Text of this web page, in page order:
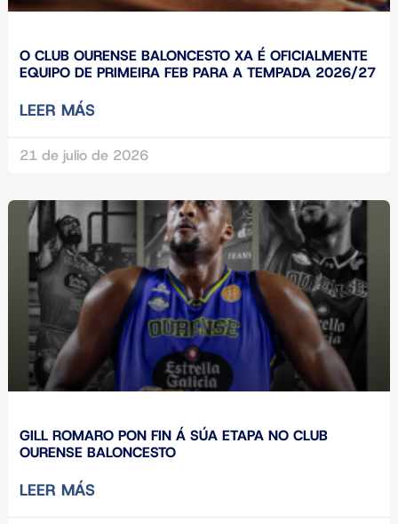
O CLUB OURENSE BALONCESTO XA É OFICIALMENTE
EQUIPO DE PRIMEIRA FEB PARA A TEMPADA 2026/27
LEER MÁS
21 de julio de 2026
GILL ROMARO PON FIN Á SÚA ETAPA NO CLUB
OURENSE BALONCESTO
LEER MÁS